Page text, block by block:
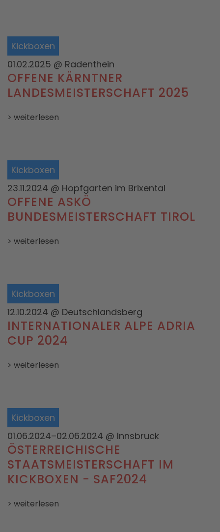
Kickboxen
01.02.2025 @ Radenthein
OFFENE KÄRNTNER
LANDESMEISTERSCHAFT 2025
> weiterlesen
Kickboxen
23.11.2024 @ Hopfgarten im Brixental
OFFENE ASKÖ
BUNDESMEISTERSCHAFT TIROL
> weiterlesen
Kickboxen
12.10.2024 @ Deutschlandsberg
INTERNATIONALER ALPE ADRIA
CUP 2024
> weiterlesen
Kickboxen
01.06.2024–02.06.2024 @ Innsbruck
ÖSTERREICHISCHE
STAATSMEISTERSCHAFT IM
KICKBOXEN - SAF2024
> weiterlesen